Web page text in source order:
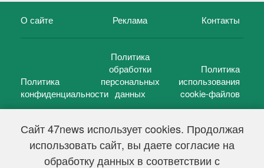
Сайт 47news использует cookies. Продолжая
использовать сайт, вы даете согласие на
обработку данных в соответствии с
О сайте Реклама Контакты
Политика
конфиденциальности
Политика
обработки
персональных
данных
Политика
использования
cookie-файлов
47 новостей (47 news)2005 — 2026 г.
Свидетельство о регистрации СМИ Эл № ФС 77-39848, выдано